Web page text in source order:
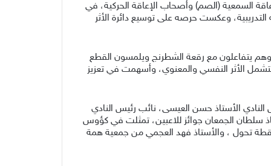
السمعية (الصم) وأصحاب الإعاقة الحركية، في
وعكست حرصه على توسيع دائرة الأثر
يتفاعلون مع رقعة الشطرنج ويلمسون القطع
الأثر النفسي والمعنوي، وأسهمت في تعزيز
الأستاذ حسن العيسى، نائب رئيس النادي
سلطان الجمعان جوائز للاعبين، تمثلت في كؤوس
نقطة تحول ، والأستاذ فهد العجمي من جمعية همة